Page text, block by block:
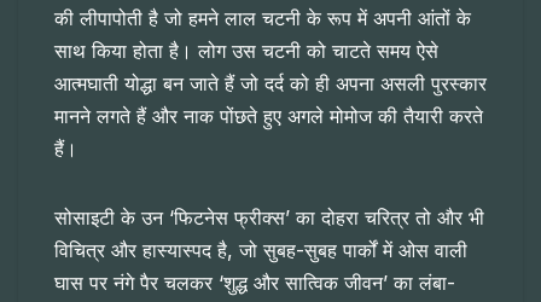
की लीपापोती है जो हमने लाल चटनी के रूप में अपनी आंतों के
साथ किया होता है। लोग उस चटनी को चाटते समय ऐसे
आत्मघाती योद्धा बन जाते हैं जो दर्द को ही अपना असली पुरस्कार
मानने लगते हैं और नाक पोंछते हुए अगले मोमोज की तैयारी करते
हैं।
सोसाइटी के उन ‘फिटनेस फ्रीक्स’ का दोहरा चरित्र तो और भी
विचित्र और हास्यास्पद है, जो सुबह-सुबह पार्कों में ओस वाली
घास पर नंगे पैर चलकर ‘शुद्ध और सात्विक जीवन’ का लंबा-